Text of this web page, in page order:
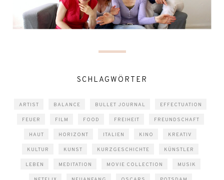
SCHLAGWÖRTER
ARTIST BALANCE BULLET JOURNAL EFFECTUATION
FEUER FILM FOOD FREIHEIT FREUNDSCHAFT
HAUT HORIZONT ITALIEN KINO KREATIV
KULTUR KUNST KURZGESCHICHTE KÜNSTLER
LEBEN MEDITATION MOVIE COLLECTION MUSIK